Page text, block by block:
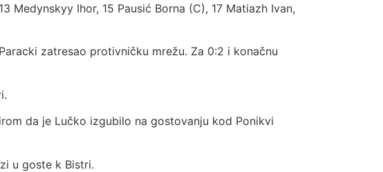
Medynskyy Ihor, 15 Pausić Borna (C), 17 Matiazh Ivan,
zatresao protivničku mrežu. Za 0:2 i konačnu
da je Lučko izgubilo na gostovanju kod Ponikvi
u goste k Bistri.